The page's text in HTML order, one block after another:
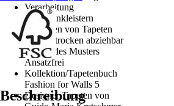
Verarbeitung
Wand einkleistern
Entfernen von Tapeten
Restlos trocken abziehbar
Ansatz des Musters
Ansatzfrei
Kollektion/Tapetenbuch
Fashion for Walls 5
Designer Tapeten von
Beschreibung